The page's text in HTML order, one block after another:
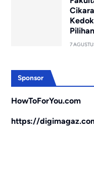
7
Sponsor
HowToForYou.com
https://